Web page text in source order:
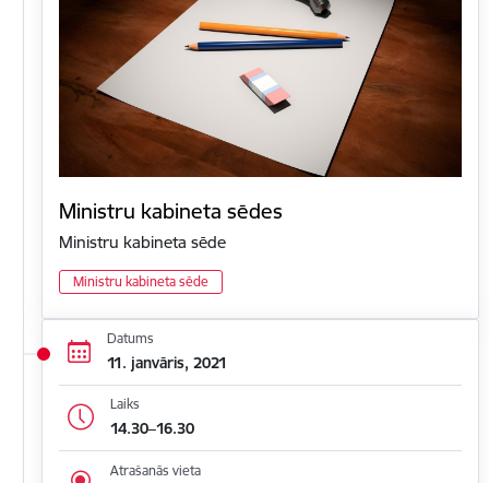
Ministru kabineta sēdes
Ministru kabineta sēde
Ministru kabineta sēde
Datums
11. janvāris, 2021
Laiks
14.30–16.30
Atrašanās vieta